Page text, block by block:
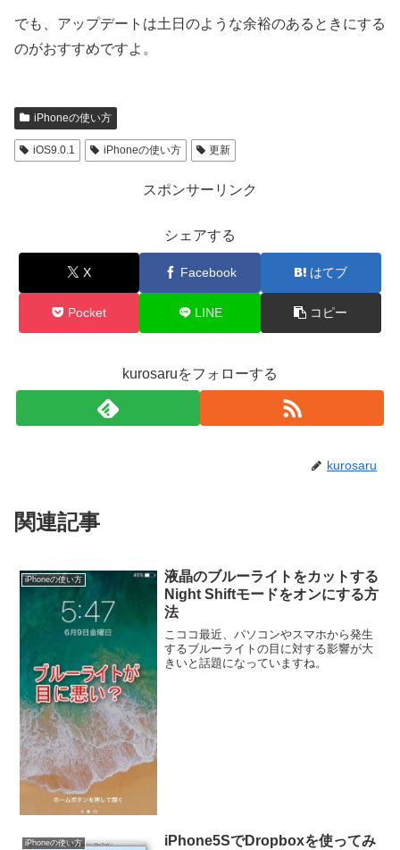
でも、アップデートは土日のような余裕のあるときにする
のがおすすめですよ。
iPhoneの使い方
iOS9.0.1 iPhoneの使い方 更新
スポンサーリンク
シェアする
X Facebook はてブ
Pocket LINE コピー
kurosaruをフォローする
kurosaru
関連記事
iPhoneの使い方
液晶のブルーライトをカットする
Night Shiftモードをオンにする方
法
こココ最近、パソコンやスマホから発生
するブルーライトの目に対する影響が大
きいと話題になっていますね。
iPhoneの使い方
iPhone5SでDropboxを使ってみ